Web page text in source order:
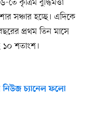
কৃত্রিম বুদ্ধিমত্তা
সঞ্চার হচ্ছে। এদিকে
প্রথম তিন মাসে
১০ শতাংশ।
চ্যানেল ফলো